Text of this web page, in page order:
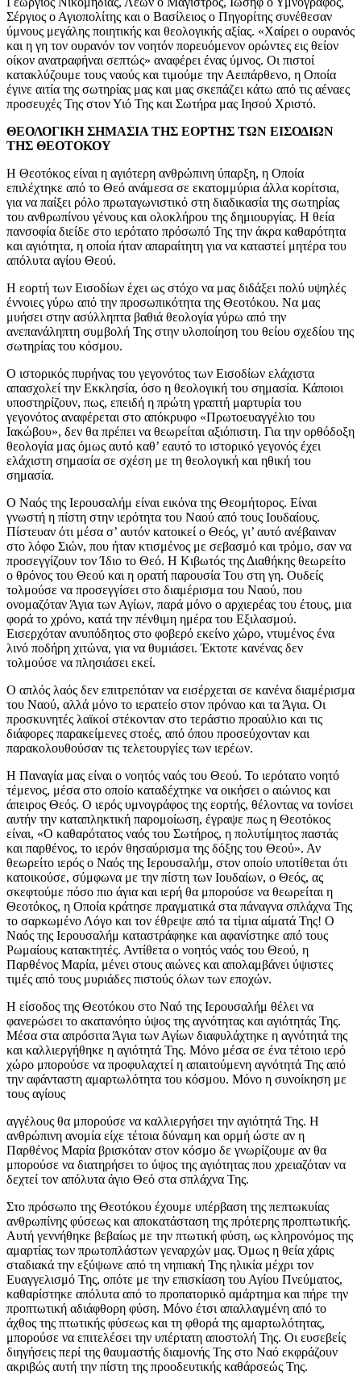
Σέργιος ο Αγιοπολίτης και ο Βασίλειος ο Πηγορίτης συνέθεσαν
ύμνους μεγάλης ποιητικής και θεολογικής αξίας. «Χαίρει ο ουρανός
και η γη τον ουρανόν τον νοητόν πορευόμενον ορώντες εις θείον
οίκον ανατραφήναι σεπτώς» αναφέρει ένας ύμνος. Οι πιστοί
κατακλύζουμε τους ναούς και τιμούμε την Αειπάρθενο, η Οποία
έγινε αιτία της σωτηρίας μας και μας σκεπάζει κάτω από τις αέναες
προσευχές Της στον Υιό Της και Σωτήρα μας Ιησού Χριστό.
ΘΕΟΛΟΓΙΚΗ ΣΗΜΑΣΙΑ ΤΗΣ ΕΟΡΤΗΣ ΤΩΝ ΕΙΣΟΔΙΩΝ
ΤΗΣ ΘΕΟΤΟΚΟΥ
Η Θεοτόκος είναι η αγιότερη ανθρώπινη ύπαρξη, η Οποία
επιλέχτηκε από το Θεό ανάμεσα σε εκατομμύρια άλλα κορίτσια,
για να παίξει ρόλο πρωταγωνιστικό στη διαδικασία της σωτηρίας
του ανθρωπίνου γένους και ολοκλήρου της δημιουργίας. Η θεία
πανσοφία διείδε στο ιερότατο πρόσωπό Της την άκρα καθαρότητα
και αγιότητα, η οποία ήταν απαραίτητη για να καταστεί μητέρα του
απόλυτα αγίου Θεού.
Η εορτή των Εισοδίων έχει ως στόχο να μας διδάξει πολύ υψηλές
έννοιες γύρω από την προσωπικότητα της Θεοτόκου. Να μας
μυήσει στην ασύλληπτα βαθιά θεολογία γύρω από την
ανεπανάληπτη συμβολή Της στην υλοποίηση του θείου σχεδίου της
σωτηρίας του κόσμου.
Ο ιστορικός πυρήνας του γεγονότος των Εισοδίων ελάχιστα
απασχολεί την Εκκλησία, όσο η θεολογική του σημασία. Κάποιοι
υποστηρίζουν, πως, επειδή η πρώτη γραπτή μαρτυρία του
γεγονότος αναφέρεται στο απόκρυφο «Πρωτοευαγγέλιο του
Ιακώβου», δεν θα πρέπει να θεωρείται αξιόπιστη. Για την ορθόδοξη
θεολογία μας όμως αυτό καθ’ εαυτό το ιστορικό γεγονός έχει
ελάχιστη σημασία σε σχέση με τη θεολογική και ηθική του
σημασία.
Ο Ναός της Ιερουσαλήμ είναι εικόνα της Θεομήτορος. Είναι
γνωστή η πίστη στην ιερότητα του Ναού από τους Ιουδαίους.
Πίστευαν ότι μέσα σ’ αυτόν κατοικεί ο Θεός, γι’ αυτό ανέβαιναν
στο λόφο Σιών, που ήταν κτισμένος με σεβασμό και τρόμο, σαν να
προσεγγίζουν τον Ίδιο το Θεό. Η Κιβωτός της Διαθήκης θεωρείτο
ο θρόνος του Θεού και η ορατή παρουσία Του στη γη. Ουδείς
τολμούσε να προσεγγίσει στο διαμέρισμα του Ναού, που
ονομαζόταν Άγια των Αγίων, παρά μόνο ο αρχιερέας του έτους, μια
φορά το χρόνο, κατά την πένθιμη ημέρα του Εξιλασμού.
Εισερχόταν ανυπόδητος στο φοβερό εκείνο χώρο, ντυμένος ένα
λινό ποδήρη χιτώνα, για να θυμιάσει. Έκτοτε κανένας δεν
τολμούσε να πλησιάσει εκεί.
Ο απλός λαός δεν επιτρεπόταν να εισέρχεται σε κανένα διαμέρισμα
του Ναού, αλλά μόνο το ιερατείο στον πρόναο και τα Άγια. Οι
προσκυνητές λαϊκοί στέκονταν στο τεράστιο προαύλιο και τις
διάφορες παρακείμενες στοές, από όπου προσεύχονταν και
παρακολουθούσαν τις τελετουργίες των ιερέων.
Η Παναγία μας είναι ο νοητός ναός του Θεού. Το ιερότατο νοητό
τέμενος, μέσα στο οποίο καταδέχτηκε να οικήσει ο αιώνιος και
άπειρος Θεός. Ο ιερός υμνογράφος της εορτής, θέλοντας να τονίσει
αυτήν την καταπληκτική παρομοίωση, έγραψε πως η Θεοτόκος
είναι, «Ο καθαρότατος ναός του Σωτήρος, η πολυτίμητος παστάς
και παρθένος, το ιερόν θησαύρισμα της δόξης του Θεού». Αν
θεωρείτο ιερός ο Ναός της Ιερουσαλήμ, στον οποίο υποτίθεται ότι
κατοικούσε, σύμφωνα με την πίστη των Ιουδαίων, ο Θεός, ας
σκεφτούμε πόσο πιο άγια και ιερή θα μπορούσε να θεωρείται η
Θεοτόκος, η Οποία κράτησε πραγματικά στα πάναγνα σπλάχνα Της
το σαρκωμένο Λόγο και τον έθρεψε από τα τίμια αίματά Της! Ο
Ναός της Ιερουσαλήμ καταστράφηκε και αφανίστηκε από τους
Ρωμαίους κατακτητές. Αντίθετα ο νοητός ναός του Θεού, η
Παρθένος Μαρία, μένει στους αιώνες και απολαμβάνει ύψιστες
τιμές από τους μυριάδες πιστούς όλων των εποχών.
Η είσοδος της Θεοτόκου στο Ναό της Ιερουσαλήμ θέλει να
φανερώσει το ακατανόητο ύψος της αγνότητας και αγιότητάς Της.
Μέσα στα απρόσιτα Άγια των Αγίων διαφυλάχτηκε η αγνότητά της
και καλλιεργήθηκε η αγιότητά Της. Μόνο μέσα σε ένα τέτοιο ιερό
χώρο μπορούσε να προφυλαχτεί η απαιτούμενη αγνότητά Της από
την αφάνταστη αμαρτωλότητα του κόσμου. Μόνο η συνοίκηση με
τους αγίους
αγγέλους θα μπορούσε να καλλιεργήσει την αγιότητά Της. Η
ανθρώπινη ανομία είχε τέτοια δύναμη και ορμή ώστε αν η
Παρθένος Μαρία βρισκόταν στον κόσμο δε γνωρίζουμε αν θα
μπορούσε να διατηρήσει το ύψος της αγιότητας που χρειαζόταν να
δεχτεί τον απόλυτα άγιο Θεό στα σπλάχνα Της.
Στο πρόσωπο της Θεοτόκου έχουμε υπέρβαση της πεπτωκυίας
ανθρωπίνης φύσεως και αποκατάσταση της πρότερης προπτωτικής.
Αυτή γεννήθηκε βεβαίως με την πτωτική φύση, ως κληρονόμος της
αμαρτίας των πρωτοπλάστων γεναρχών μας. Όμως η θεία χάρις
σταδιακά την εξύψωνε από τη νηπιακή Της ηλικία μέχρι τον
Ευαγγελισμό Της, οπότε με την επισκίαση του Αγίου Πνεύματος,
καθαρίστηκε απόλυτα από το προπατορικό αμάρτημα και πήρε την
προπτωτική αδιάφθορη φύση. Μόνο έτσι απαλλαγμένη από το
άχθος της πτωτικής φύσεως και τη φθορά της αμαρτωλότητας,
μπορούσε να επιτελέσει την υπέρτατη αποστολή Της. Οι ευσεβείς
διηγήσεις περί της θαυμαστής διαμονής Της στο Ναό εκφράζουν
ακριβώς αυτή την πίστη της προοδευτικής καθάρσεώς Της.